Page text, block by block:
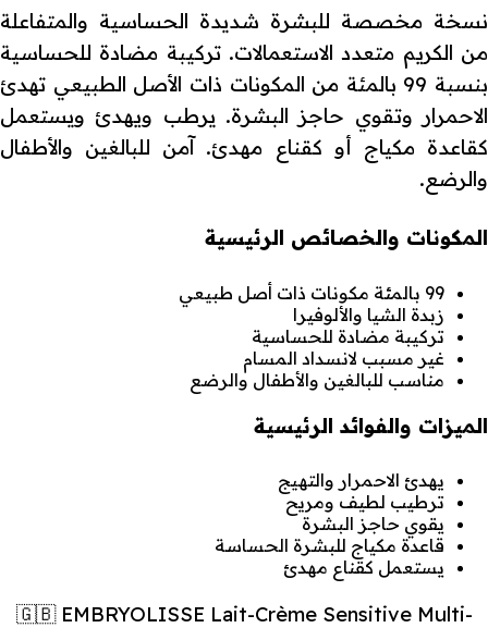
نسخة مخصصة للبشرة شديدة الحساسية والمتفاعلة
من الكريم متعدد الاستعمالات. تركيبة مضادة للحساسية
بنسبة 99 بالمئة من المكونات ذات الأصل الطبيعي تهدئ
الاحمرار وتقوي حاجز البشرة. يرطب ويهدئ ويستعمل
كقاعدة مكياج أو كقناع مهدئ. آمن للبالغين والأطفال
والرضع.
المكونات والخصائص الرئيسية
99 بالمئة مكونات ذات أصل طبيعي
زبدة الشيا والألوفيرا
تركيبة مضادة للحساسية
غير مسبب لانسداد المسام
مناسب للبالغين والأطفال والرضع
الميزات والفوائد الرئيسية
يهدئ الاحمرار والتهيج
ترطيب لطيف ومريح
يقوي حاجز البشرة
قاعدة مكياج للبشرة الحساسة
يستعمل كقناع مهدئ
🇬🇧 EMBRYOLISSE Lait-Crème Sensitive Multi-